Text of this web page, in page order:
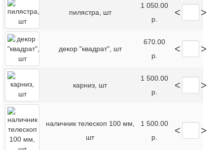
пилястра, шт
1 050.00
р.
< >
декор "квадрат", шт
670.00
р.
< >
карниз, шт
1 500.00
р.
< >
наличник телескоп 100 мм,
шт
1 500.00
р.
< >